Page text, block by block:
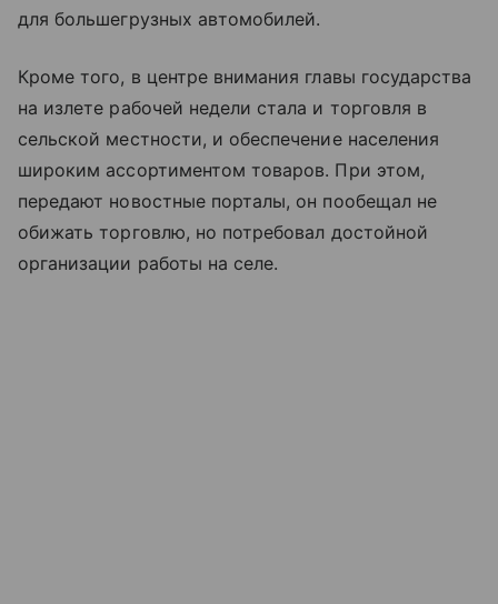
для большегрузных автомобилей.
Кроме того, в центре внимания главы государства
на излете рабочей недели стала и торговля в
сельской местности, и обеспечение населения
широким ассортиментом товаров. При этом,
передают новостные порталы, он пообещал не
обижать торговлю, но потребовал достойной
организации работы на селе.